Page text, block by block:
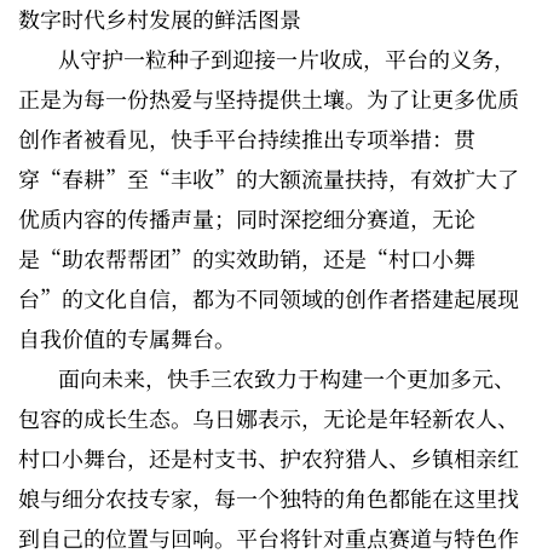
数字时代乡村发展的鲜活图景
从守护一粒种子到迎接一片收成，平台的义务，
正是为每一份热爱与坚持提供土壤。为了让更多优质
创作者被看见，快手平台持续推出专项举措：贯
穿“春耕”至“丰收”的大额流量扶持，有效扩大了
优质内容的传播声量；同时深挖细分赛道，无论
是“助农帮帮团”的实效助销，还是“村口小舞
台”的文化自信，都为不同领域的创作者搭建起展现
自我价值的专属舞台。
面向未来，快手三农致力于构建一个更加多元、
包容的成长生态。乌日娜表示，无论是年轻新农人、
村口小舞台，还是村支书、护农狩猎人、乡镇相亲红
娘与细分农技专家，每一个独特的角色都能在这里找
到自己的位置与回响。平台将针对重点赛道与特色作